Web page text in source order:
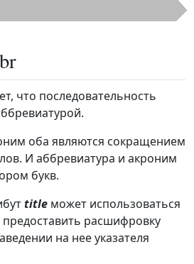
что последовательность
оба являются сокращением
И аббревиатура и акроним
букв.
title может использоваться
расшифровку
на нее указателя